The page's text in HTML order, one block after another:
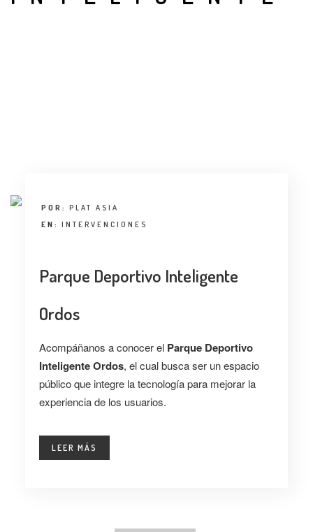
ENTREVISTA
LANDUUM
POR: PLAT ASIA
EN: INTERVENCIONES
Parque Deportivo Inteligente
Ordos
Acompáñanos a conocer elParque Deportivo
Inteligente Ordos, el cual busca ser un espacio
público que integre la tecnología para mejorar la
experiencia de los usuarios.
LEER MÁS